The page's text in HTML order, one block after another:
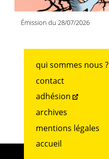
Émission du 28/07/2026
qui sommes nous ?
contact
adhésion
archives
mentions légales
accueil